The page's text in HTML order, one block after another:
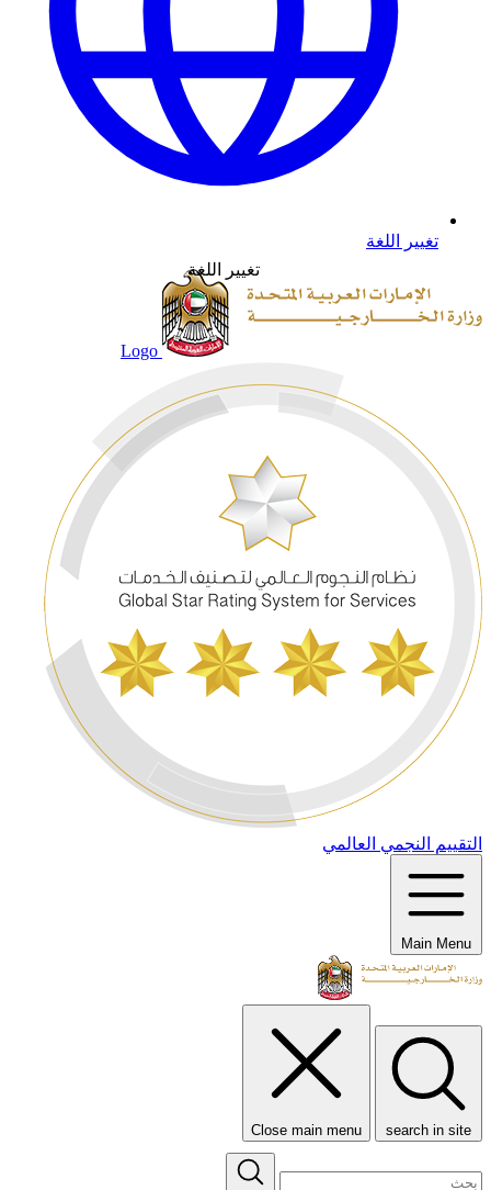
تغيير اللغة
تغيير اللغة
Logo
التقييم النجمي العالمي
Main Menu
search in site
Close main menu